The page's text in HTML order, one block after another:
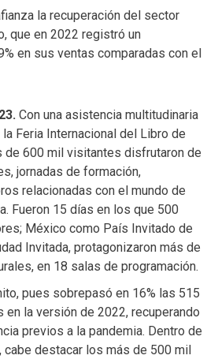
la recuperación del sector
que en 2022 registró un
en sus ventas comparadas con el
Con una asistencia multitudinaria
Feria Internacional del Libro de
de 600 mil visitantes disfrutaron de
jornadas de formación,
relacionadas con el mundo de
Fueron 15 días en los que 500
México como País Invitado de
Invitada, protagonizaron más de
en 18 salas de programación.
pues sobrepasó en 16% las 515
la versión de 2022, recuperando
previos a la pandemia. Dentro de
destacar los más de 500 mil